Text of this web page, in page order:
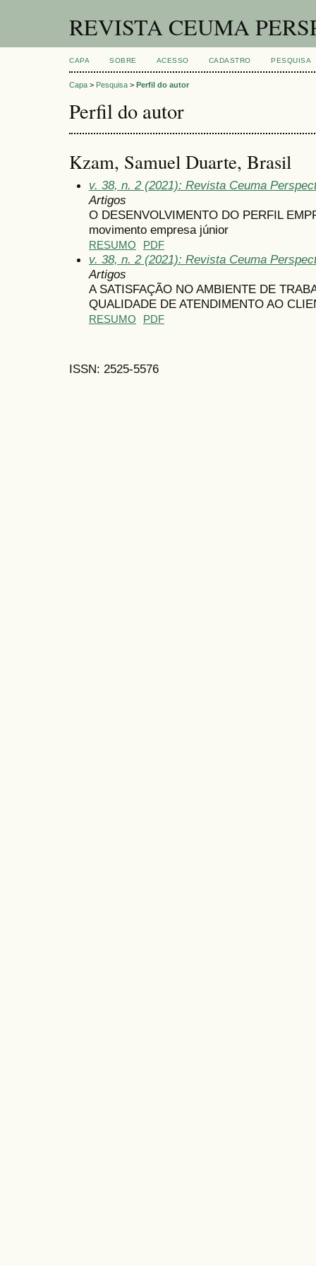
REVISTA CEUMA
CAPA SOBRE ACESSO CADASTRO PESQUISA
Capa > Pesquisa > Perfil do autor
Perfil do autor
Kzam, Samuel Duarte, Brasil
v. 38, n. 2 (2021): Revista Ceuma
Artigos
O DESENVOLVIMENTO DO PERFIL
movimento empresa júnior
RESUMO PDF
v. 38, n. 2 (2021): Revista Ceuma
Artigos
A SATISFAÇÃO NO AMBIENTE DE
QUALIDADE DE ATENDIMENTO AO
RESUMO PDF
ISSN: 2525-5576